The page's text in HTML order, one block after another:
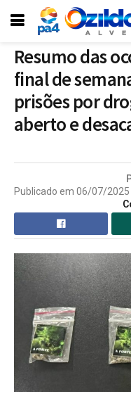
Resumo das
final de
prisões por
aberto e
Publicado em 06/07/2025